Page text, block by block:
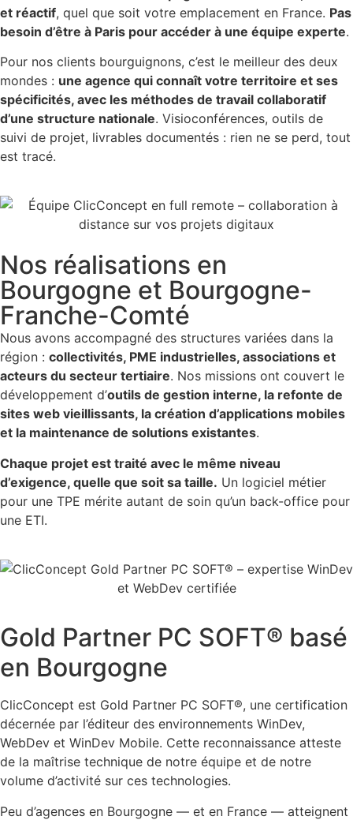
et réactif, quel que soit votre emplacement en France. Pas
besoin d’être à Paris pour accéder à une équipe experte.
Pour nos clients bourguignons, c’est le meilleur des deux
mondes : une agence qui connaît votre territoire et ses
spécificités, avec les méthodes de travail collaboratif
d’une structure nationale. Visioconférences, outils de
suivi de projet, livrables documentés : rien ne se perd, tout
est tracé.
Nos réalisations en
Bourgogne et Bourgogne-
Franche-Comté
Nous avons accompagné des structures variées dans la
région : collectivités, PME industrielles, associations et
acteurs du secteur tertiaire. Nos missions ont couvert le
développement d’outils de gestion interne, la refonte de
sites web vieillissants, la création d’applications mobiles
et la maintenance de solutions existantes.
Chaque projet est traité avec le même niveau
d’exigence, quelle que soit sa taille. Un logiciel métier
pour une TPE mérite autant de soin qu’un back-office pour
une ETI.
Gold Partner PC SOFT® basé
en Bourgogne
ClicConcept est Gold Partner PC SOFT®, une certification
décernée par l’éditeur des environnements WinDev,
WebDev et WinDev Mobile. Cette reconnaissance atteste
de la maîtrise technique de notre équipe et de notre
volume d’activité sur ces technologies.
Peu d’agences en Bourgogne — et en France — atteignent